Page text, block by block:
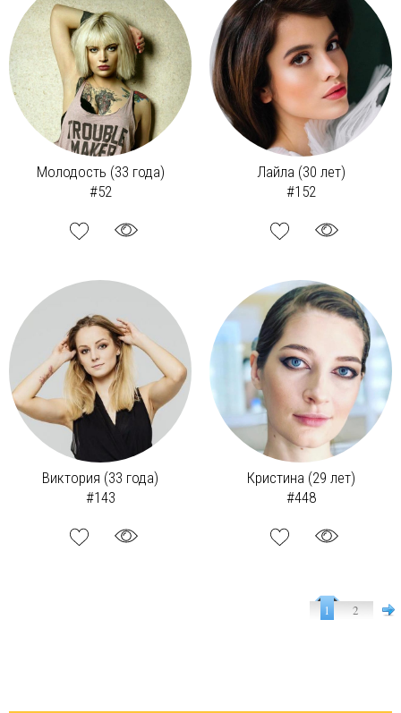
Молодость (33 года)
#52
Лайла (30 лет)
#152
Виктория (33 года)
#143
Кристина (29 лет)
#448
1 2